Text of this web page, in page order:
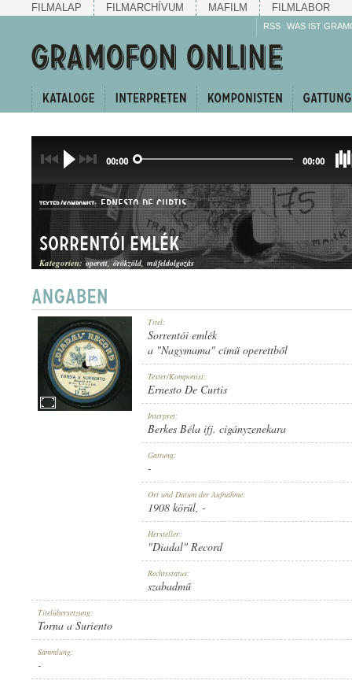
FILMALAP FILMARCHÍVUM MAFILM FILMLABOR
RSS WAS IST
00:00 00:00
TEXTER/KOMPONIST: ERNESTO DE CURTIS
1908 KÖRÜL
"DIADAL" RECORD
D 564
Sorrentói emlék
Kategorien: operett örökzöld műfeldolgozás
Titel:
Sorrentói emlék
a "Nagymama" című operettből
Texter/Komponist:
Ernesto De Curtis
Interpret:
Berkes Béla ifj. cigányzenekara
Gattung:
-
Ort und Datum der Aufnahme:
1908 körül, -
Hersteller:
"Diadal" Record
Rechtsstatus:
szabadmű
Titelübersetzung:
Torna a Suriento
Sammlung:
-